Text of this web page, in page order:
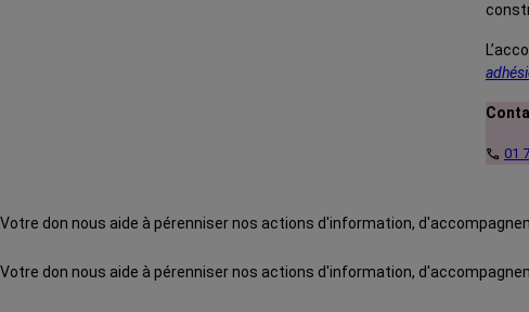
call 01
Votre don nous aide à pérenniser nos actions d'information,
Votre don nous aide à pérenniser nos actions d'information,